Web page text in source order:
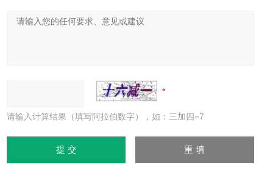
请输入计算结果（填写阿拉伯数字），如：三加四=7